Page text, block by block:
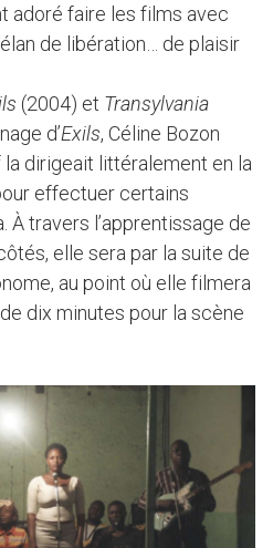
adoré faire les films avec
de libération… de plaisir
(2004) et Transylvania
d’Exils, Céline Bozon
dirigeait littéralement en la
effectuer certains
À travers l’apprentissage de
elle sera par la suite de
au point où elle filmera
dix minutes pour la scène